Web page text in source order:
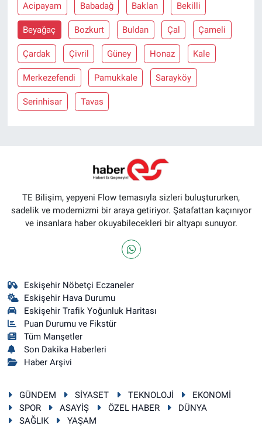
Acipayam Babadağ Baklan Bekilli
Beyağaç Bozkurt Buldan Çal Çameli
Çardak Çivril Güney Honaz Kale
Merkezefendi Pamukkale Sarayköy
Serinhisar Tavas
TE Bilişim, yepyeni Flow temasıyla sizleri buluştururken,
sadelik ve modernizmi bir araya getiriyor. Şatafattan kaçınıyor
ve insanlara haber okuyabilecekleri bir altyapı sunuyor.
Eskişehir Nöbetçi Eczaneler
Eskişehir Hava Durumu
Eskişehir Trafik Yoğunluk Haritası
Puan Durumu ve Fikstür
Tüm Manşetler
Son Dakika Haberleri
Haber Arşivi
GÜNDEM SİYASET TEKNOLOJİ
EKONOMİ
SPOR
ASAYİŞ ÖZEL HABER
DÜNYA
SAĞLIK
YAŞAM